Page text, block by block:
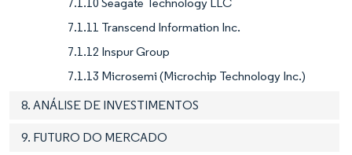
7.1.10 Seagate Technology LLC
7.1.11 Transcend Information Inc.
7.1.12 Inspur Group
7.1.13 Microsemi (Microchip Technology Inc.)
8. ANÁLISE DE INVESTIMENTOS
9. FUTURO DO MERCADO